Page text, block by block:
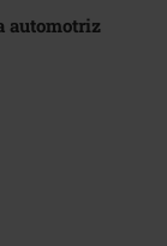
automotriz